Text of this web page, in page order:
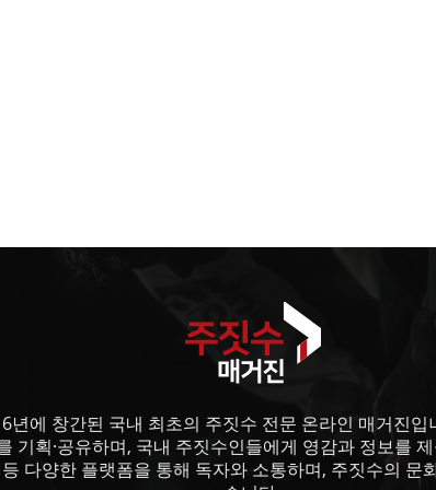
년에 창간된 국내 최초의 주짓수 전문 온라인 매거진
기획·공유하며, 국내 주짓수인들에게 영감과 정보를
다양한 플랫폼을 통해 독자와 소통하며, 주짓수의 문